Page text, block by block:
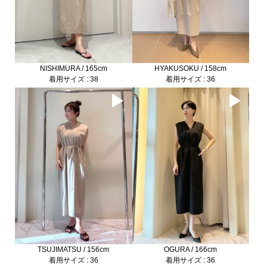
NISHIMURA / 165cm
着用サイズ : 38
HYAKUSOKU / 158cm
着用サイズ : 36
TSUJIMATSU / 156cm
着用サイズ : 36
OGURA / 166cm
着用サイズ : 36